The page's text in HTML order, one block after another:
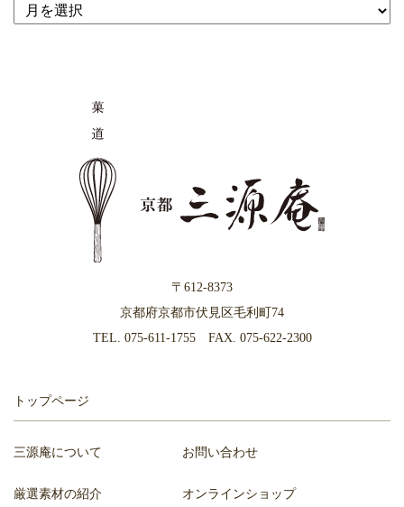
〒612-8373
京都府京都市伏見区毛利町74
TEL. 075-611-1755FAX. 075-622-2300
トップページ
三源庵について
厳選素材の紹介
お問い合わせ
オンラインショップ